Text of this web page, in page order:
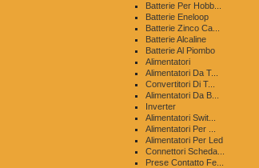
Batterie Per Hobb...
Batterie Eneloop
Batterie Zinco Ca...
Batterie Alcaline
Batterie Al Piombo
Alimentatori
Alimentatori Da T...
Convertitori Di T...
Alimentatori Da B...
Inverter
Alimentatori Swit...
Alimentatori Per ...
Alimentatori Per Led
Connettori Scheda...
Prese Contatto Fe...